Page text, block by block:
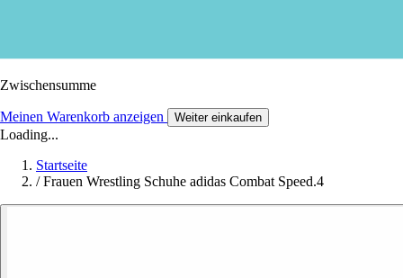
Zwischensumme
Meinen Warenkorb anzeigen Weiter einkaufen
Loading...
Startseite
/ Frauen Wrestling Schuhe adidas Combat Speed.4